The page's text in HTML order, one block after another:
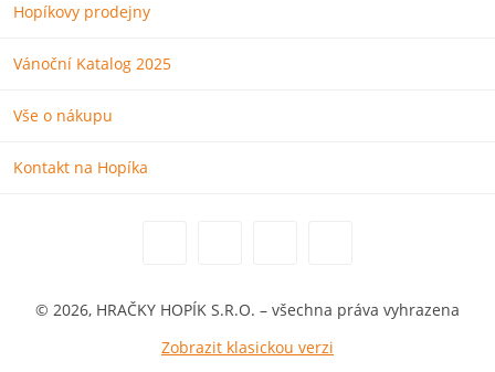
Hopíkovy prodejny
Vánoční Katalog 2025
Vše o nákupu
Kontakt na Hopíka
© 2026, HRAČKY HOPÍK S.R.O. – všechna práva vyhrazena
Zobrazit klasickou verzi